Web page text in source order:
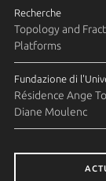
Recherche
Topology and
Platforms
Fundazione di
Résidence Ange
Diane Moulenc